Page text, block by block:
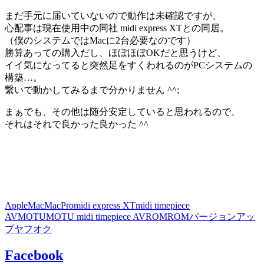
まだ手元に届いていないので動作は未確認ですが、
心配事は現在使用中の同社 midi express XTとの同居。
（僕のシステムではMacに2台必要なのです）
勝算あっての購入だし、ほぼほぼOKだと思うけど、
イイ気になってると突然足をすくわれるのがPCシステムの
構築…。
繋いで動かしてみるまで分かりません ^^;
まぁでも、その他は随分安定していると思われるので、
それはそれで良かった良かった ^^
AppleMacMacPromidi express XTmidi timepiece
AVMOTUMOTU midi timepiece AVROMROMバージョンアッ
プヤフオク
Facebook